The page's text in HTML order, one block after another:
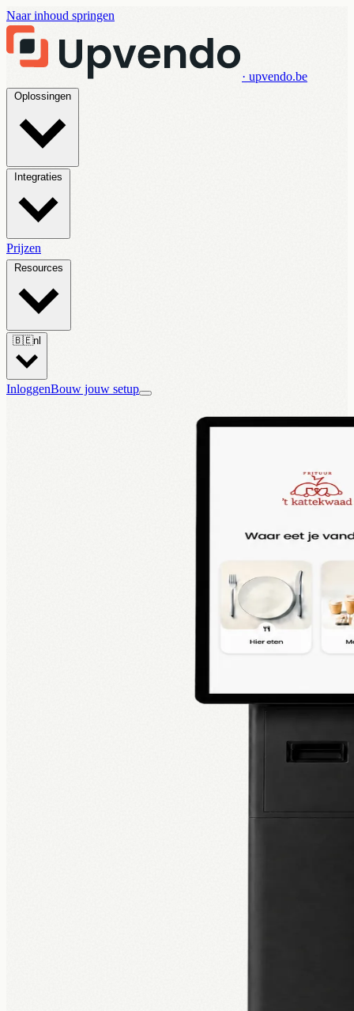
Naar inhoud springen
· upvendo.be
Prijzen
🇧🇪nl
InloggenBouw jouw setup